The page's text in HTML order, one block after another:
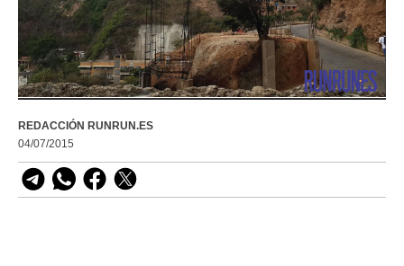
REDACCIÓN RUNRUN.ES
04/07/2015